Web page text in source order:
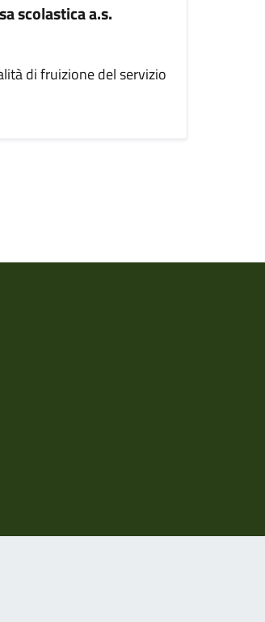
scolastica a.s.
di fruizione del servizio